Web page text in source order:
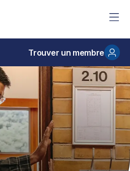
Trouver un membre